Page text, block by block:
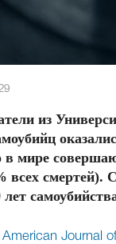
из
в мире
всех смертей).
American Journal